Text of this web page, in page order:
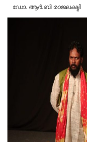
ഡോ. ആർ.ബി രാജലക്ഷ്മി